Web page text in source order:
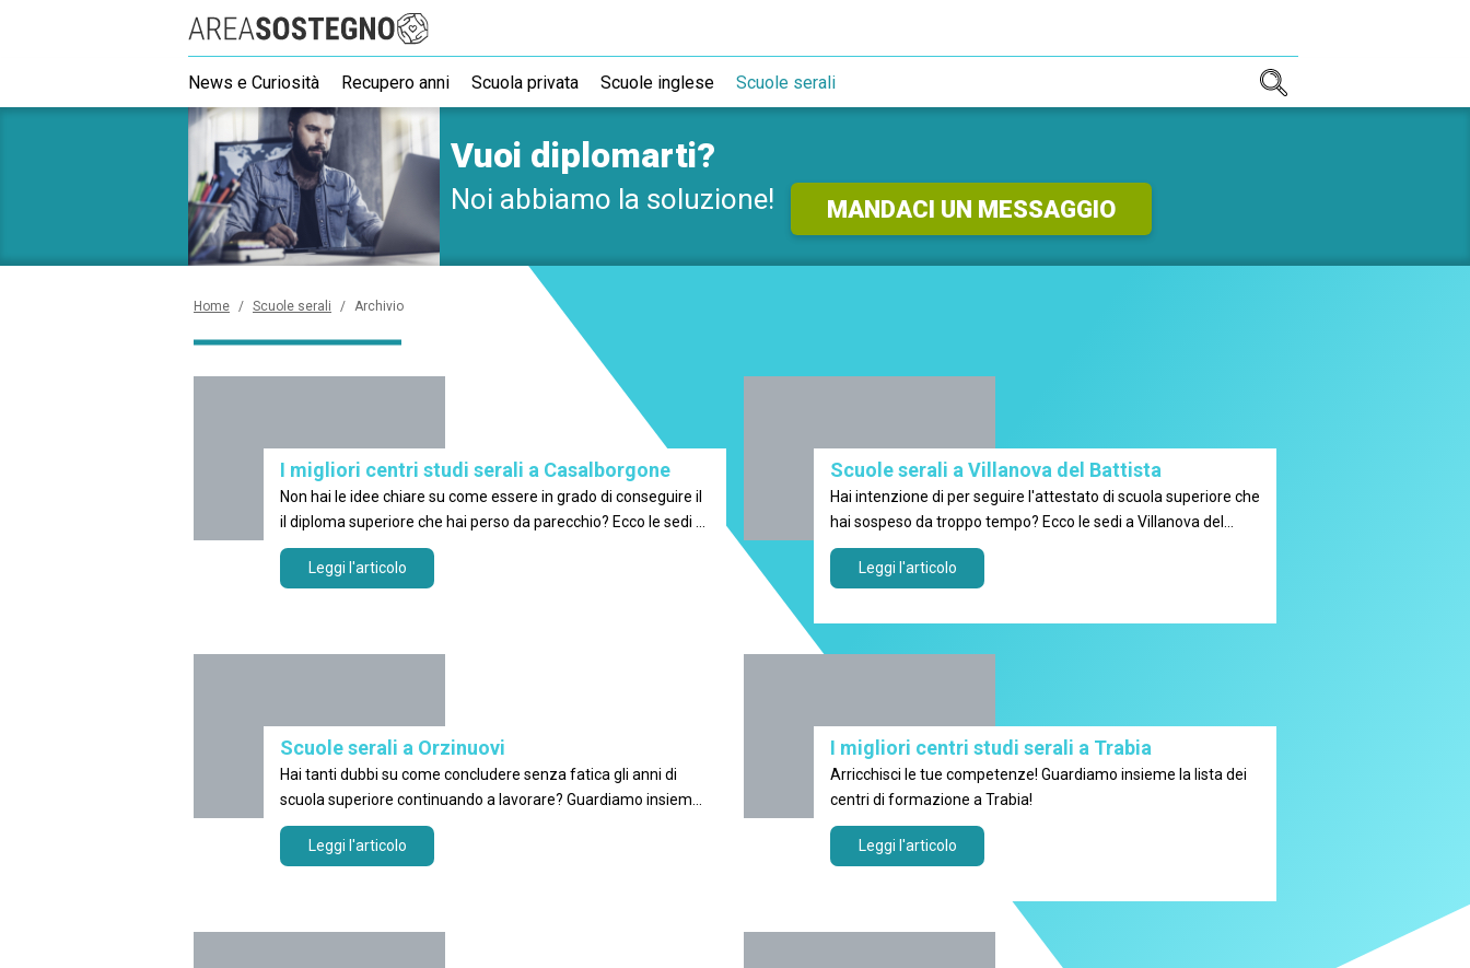
News e Curiosità Recupero anni Scuola privata Scuole inglese Scuole serali
RICHIEDI SUBITO INFORMAZIONI GRATUITE!
Sarai ricontattato al più presto
Vuoi diplomarti?
Noi abbiamo la soluzione! MANDACI UN MESSAGGIO
Home / Scuole serali / Archivio
I migliori centri studi serali a Casalborgone
Non hai le idee chiare su come essere in grado di conseguire il
il diploma superiore che hai perso da parecchio? Ecco le sedi a
Casalborgone
Leggi l'articolo
Scuole serali a Villanova del Battista
Hai intenzione di per seguire l'attestato di scuola superiore che
hai sospeso da troppo tempo? Ecco le sedi a Villanova del
Battista
Leggi l'articolo
Scuole serali a Orzinuovi
Hai tanti dubbi su come concludere senza fatica gli anni di
scuola superiore continuando a lavorare? Guardiamo insieme
la classifica completa dei centri studi a Orzinuovi!
Leggi l'articolo
I migliori centri studi serali a Trabia
Arricchisci le tue competenze! Guardiamo insieme la lista dei
centri di formazione a Trabia!
Leggi l'articolo